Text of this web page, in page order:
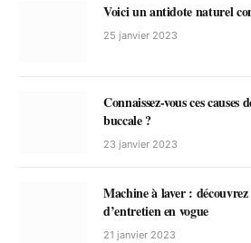
Voici un antidote naturel
25 janvier 2023
Connaissez-vous ces causes
buccale ?
23 janvier 2023
Machine à laver : découvrez
d’entretien en vogue
21 janvier 2023